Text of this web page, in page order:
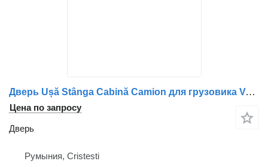
Дверь Ușă Stânga Cabină Camion для грузовика Volvo Albastră
Цена по запросу
Дверь
Румыния, Cristesti